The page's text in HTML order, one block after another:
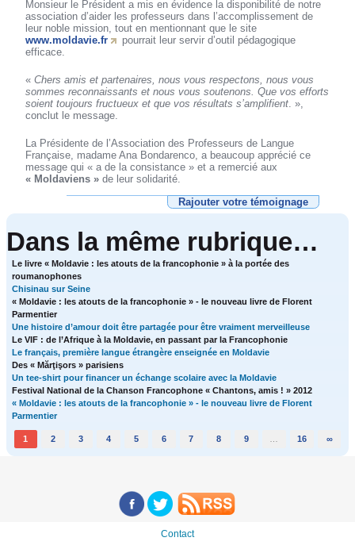
Monsieur le Président a mis en évidence la disponibilité de notre
association d’aider les professeurs dans l’accomplissement de
leur noble mission, tout en mentionnant que le site
www.moldavie.fr
pourrait leur servir d’outil pédagogique
efficace.
«Chers amis et partenaires, nous vous respectons, nous vous
sommes reconnaissants et nous vous soutenons. Que vos efforts
soient toujours fructueux et que vos résultats s’amplifient. »,
conclut le message.
La Présidente de l’Association des Professeurs de Langue
Française, madame Ana Bondarenco, a beaucoup apprécié ce
message qui « a de la consistance » et a remercié aux
« Moldaviens » de leur solidarité.
Rajouter votre témoignage
Dans la même rubrique…
Le livre « Moldavie : les atouts de la francophonie » à la portée des
roumanophones
Chisinau sur Seine
« Moldavie : les atouts de la francophonie » - le nouveau livre de Florent
Parmentier
Une histoire d’amour doit être partagée pour être vraiment merveilleuse
Le VIF : de l’Afrique à la Moldavie, en passant par la Francophonie
Le français, première langue étrangère enseignée en Moldavie
Des « Mărţişors » parisiens
Un tee-shirt pour financer un échange scolaire avec la Moldavie
Festival National de la Chanson Francophone « Chantons, amis ! » 2012
« Moldavie : les atouts de la francophonie » - le nouveau livre de Florent
Parmentier
1 2 3 4 5 6 7 8 9 16 ∞
Contact